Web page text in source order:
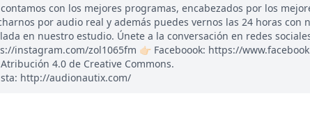
con los mejores programas, encabezados por los
por audio real y además puedes vernos las 24 horas con
en nuestro estudio. Únete a la conversación en redes sociales:
instagram.com/zol1065fm 👉🏻 Faceboook: https://
4.0 de Creative Commons.
http://audionautix.com/